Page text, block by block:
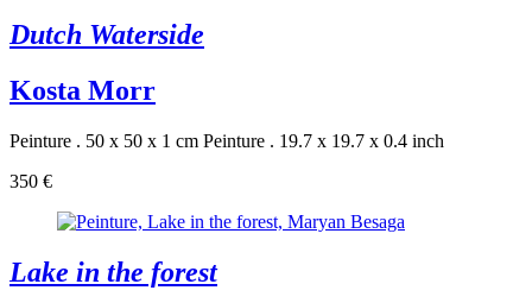
Dutch Waterside
Kosta Morr
Peinture . 50 x 50 x 1 cm Peinture . 19.7 x 19.7 x 0.4 inch
350 €
Lake in the forest